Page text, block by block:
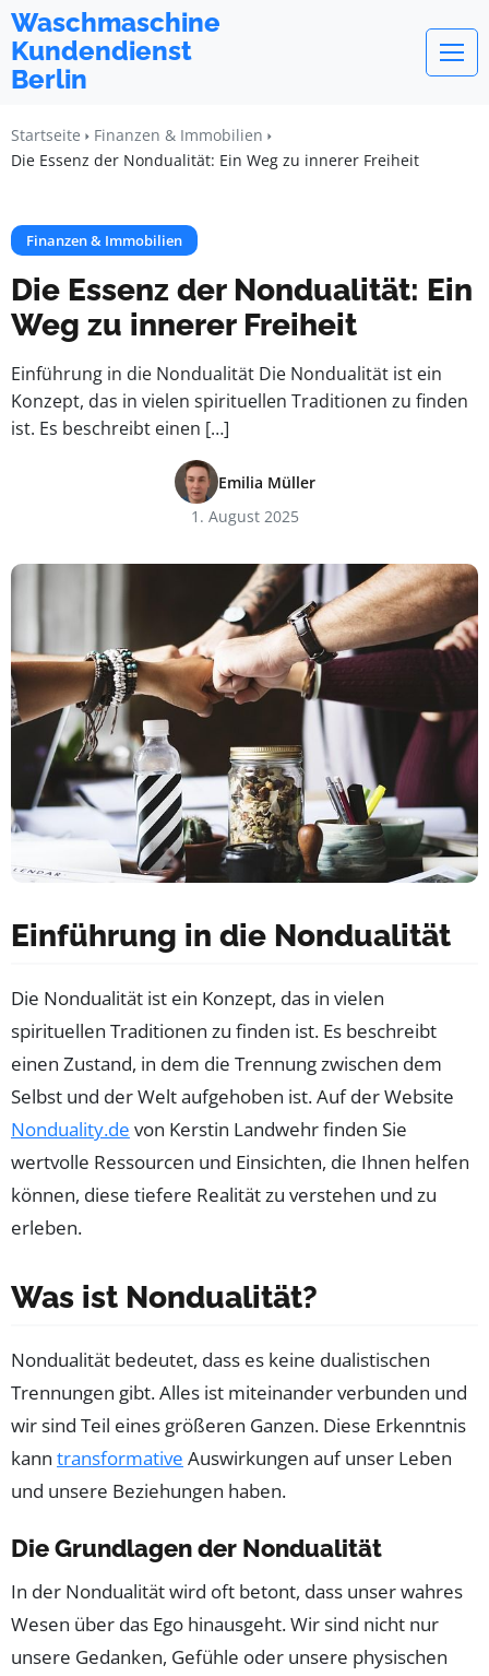
Waschmaschine
Kundendienst
Berlin
Startseite
Finanzen & Immobilien
Die Essenz der Nondualität: Ein Weg zu innerer Freiheit
Finanzen & Immobilien
Die Essenz der Nondualität: Ein
Weg zu innerer Freiheit
Einführung in die Nondualität Die Nondualität ist ein
Konzept, das in vielen spirituellen Traditionen zu finden
ist. Es beschreibt einen […]
Emilia Müller
1. August 2025
Einführung in die Nondualität
Die Nondualität ist ein Konzept, das in vielen
spirituellen Traditionen zu finden ist. Es beschreibt
einen Zustand, in dem die Trennung zwischen dem
Selbst und der Welt aufgehoben ist. Auf der Website
Nonduality.de von Kerstin Landwehr finden Sie
wertvolle Ressourcen und Einsichten, die Ihnen helfen
können, diese tiefere Realität zu verstehen und zu
erleben.
Was ist Nondualität?
Nondualität bedeutet, dass es keine dualistischen
Trennungen gibt. Alles ist miteinander verbunden und
wir sind Teil eines größeren Ganzen. Diese Erkenntnis
kann transformative Auswirkungen auf unser Leben
und unsere Beziehungen haben.
Die Grundlagen der Nondualität
In der Nondualität wird oft betont, dass unser wahres
Wesen über das Ego hinausgeht. Wir sind nicht nur
unsere Gedanken, Gefühle oder unsere physischen